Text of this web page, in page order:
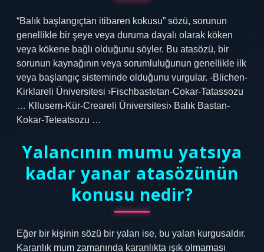
“Balık başlangıçtan itibaren kokusu” sözü, sorunun
genellikle bir şeye veya duruma dayalı olarak köken
veya kökene bağlı olduğunu söyler. Bu atasözü, bir
sorunun kaynağının veya sorumluluğunun genellikle ilk
veya başlangıç ​​sisteminde olduğunu vurgular. -Blichen-
Kirklareli Üniversitesi ›Fischbastetan-Cokar-Tatassozu
… Kllusem-Kür-Creareli Üniversitesi› Balık Bastan-
Kokar-Teteatsozu …
Yalancının mumu yatsıya
kadar yanar atasözünün
konusu nedir?
Eğer bir kişinin sözü bir yalan ise, bu yalan kurgusaldır.
Karanlık mum zamanında karanlıkta ışık olmaması